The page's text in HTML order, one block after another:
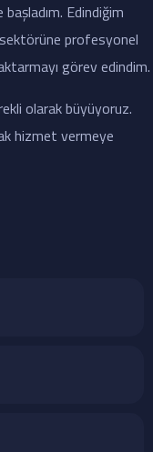
Edindiğim
profesyonel
görev edindim.
olarak büyüyoruz.
hizmet vermeye